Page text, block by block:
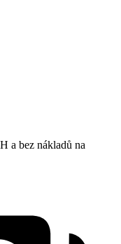
a bez nákladů na